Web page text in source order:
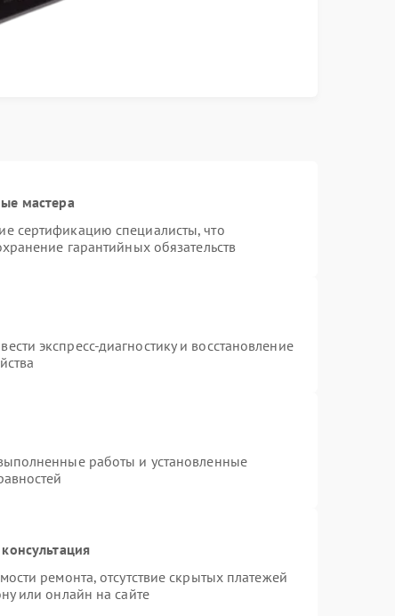
мастера
сертификацию специалисты, что
гарантийных обязательств
экспресс-диагностику и восстановление
работы и установленные
ремонта, отсутствие скрытых платежей
или онлайн на сайте